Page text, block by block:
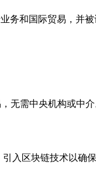
务和国际贸易，并
无需中央机构或中介
入区块链技术以确